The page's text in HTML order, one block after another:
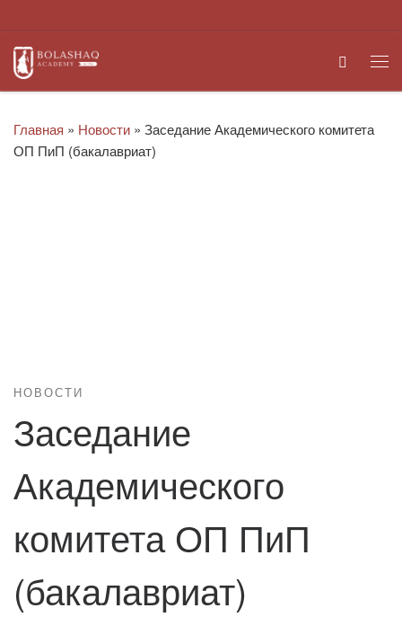
Search
Главная » Новости » Заседание Академического комитета
ОП ПиП (бакалавриат)
НОВОСТИ
Заседание
Академического
комитета ОП ПиП
(бакалавриат)